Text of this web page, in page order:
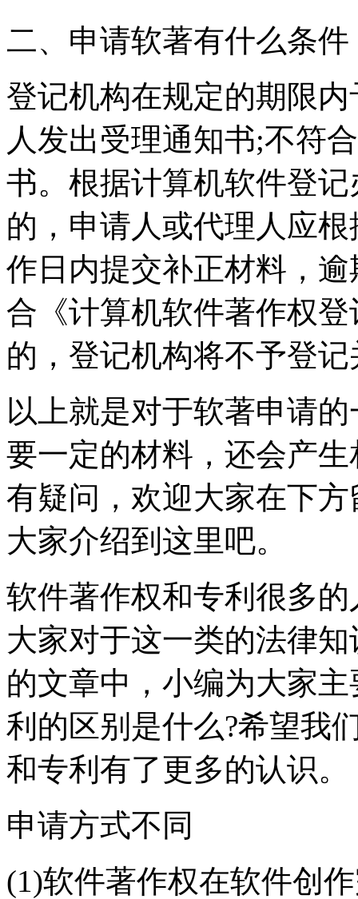
二、申请软著有什么条件
登记机构在规定的期限
人发出受理通知书;不符
书。根据计算机软件登
的，申请人或代理人应
作日内提交补正材料，
合《计算机软件著作权
的，登记机构将不予登
以上就是对于软著申请
要一定的材料，还会产
有疑问，欢迎大家在下
大家介绍到这里吧。
软件著作权和专利很多
大家对于这一类的法律
的文章中，小编为大家
利的区别是什么?希望我
和专利有了更多的认识。
申请方式不同
(1)软件著作权在软件创